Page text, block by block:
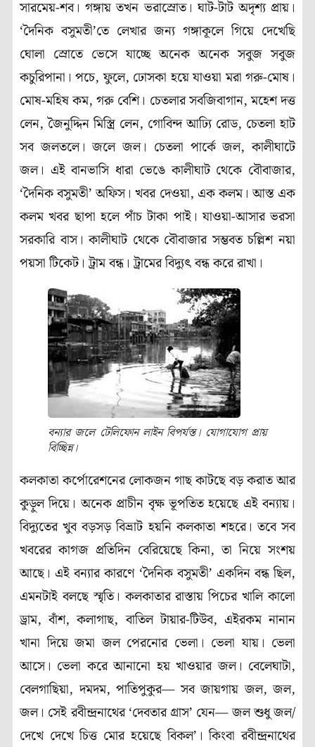
সারমেয়-শব। গঙ্গায় তখন ভরাস্রোত। ঘাট-টাট অদৃশ্য প্রায়।
‘দৈনিক বসুমতী’তে লেখার জন্য গঙ্গাকূলে গিয়ে দেখেছি
ঘোলা স্রোতে ভেসে যাচ্ছে অনেক অনেক সবুজ সবুজ
কচুরিপানা। পচে, ফুলে, ঢোসকা হয়ে যাওয়া মরা গরু-মোষ।
মোষ-মহিষ কম, গরু বেশি। চেতলার সবজিবাগান, মহেশ দত্ত
লেন, জৈনুদ্দিন মিস্ত্রি লেন, গোবিন্দ আঢ্যি রোড, চেতলা হাট
সব জলতলে। জলে জল। চেতলা পার্কে জল, কালীঘাটে
জল। এই বানভাসি ধারা ভেঙে কালীঘাট থেকে বৌবাজার,
‘দৈনিক বসুমতী’ অফিস। খবর দেওয়া, এক কলম। আস্ত এক
কলম খবর ছাপা হলে পাঁচ টাকা পাই। যাওয়া-আসার ভরসা
সরকারি বাস। কালীঘাট থেকে বৌবাজার সম্ভবত চল্লিশ নয়া
পয়সা টিকেট। ট্রাম বন্ধ। ট্রামের বিদ্যুৎ বন্ধ করে রাখা।
বন্যার জলে টেলিফোন লাইন বিপর্যস্ত। যোগাযোগ প্রায়
বিচ্ছিন্ন।
কলকাতা কর্পোরেশনের লোকজন গাছ কাটছে বড় করাত আর
কুড়ুল দিয়ে। অনেক প্রাচীন বৃক্ষ ভূপতিত হয়েছে এই বন্যায়।
বিদ্যুতের খুব বড়সড় বিভ্রাট হয়নি কলকাতা শহরে। তবে সব
খবরের কাগজ প্রতিদিন বেরিয়েছে কিনা, তা নিয়ে সংশয়
আছে। এই বন্যার কারণে ‘দৈনিক বসুমতী’ একদিন বন্ধ ছিল,
এমনটাই বলছে স্মৃতি। কলকাতার রাস্তায় পিচের খালি কালো
ড্রাম, বাঁশ, কলাগাছ, বাতিল টায়ার-টিউব, এইরকম নানান
খানা দিয়ে জমা জল পেরনোর ভেলা। ভেলা যায়। ভেলা
আসে। ভেলা করে আনানো হয় খাওয়ার জল। বেলেঘাটা,
বেলগাছিয়া, দমদম, পাতিপুকুর— সব জায়গায় জল, জল,
জল। সেই রবীন্দ্রনাথের ‘দেবতার গ্রাস’ যেন— জল শুধু জল/
দেখে দেখে চিত্ত মোর হয়েছে বিকল’। কিংবা রবীন্দ্রনাথের